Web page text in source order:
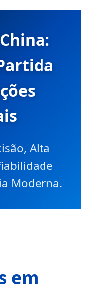
Alta
Moderna.
em